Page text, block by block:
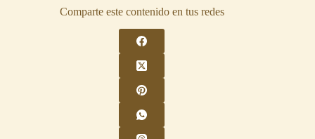
Comparte este contenido en tus redes